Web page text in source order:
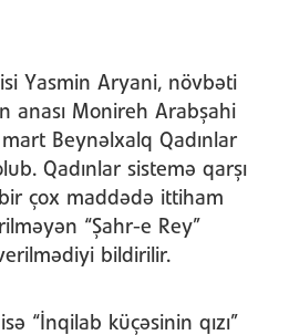
Yasmin Aryani, növbəti
anası Monireh Arabşahi
Beynəlxalq Qadınlar
Qadınlar sistemə qarşı
çox maddədə ittiham
“Şahr-e Rey”
verilmədiyi bildirilir.
“İnqilab küçəsinin qızı”